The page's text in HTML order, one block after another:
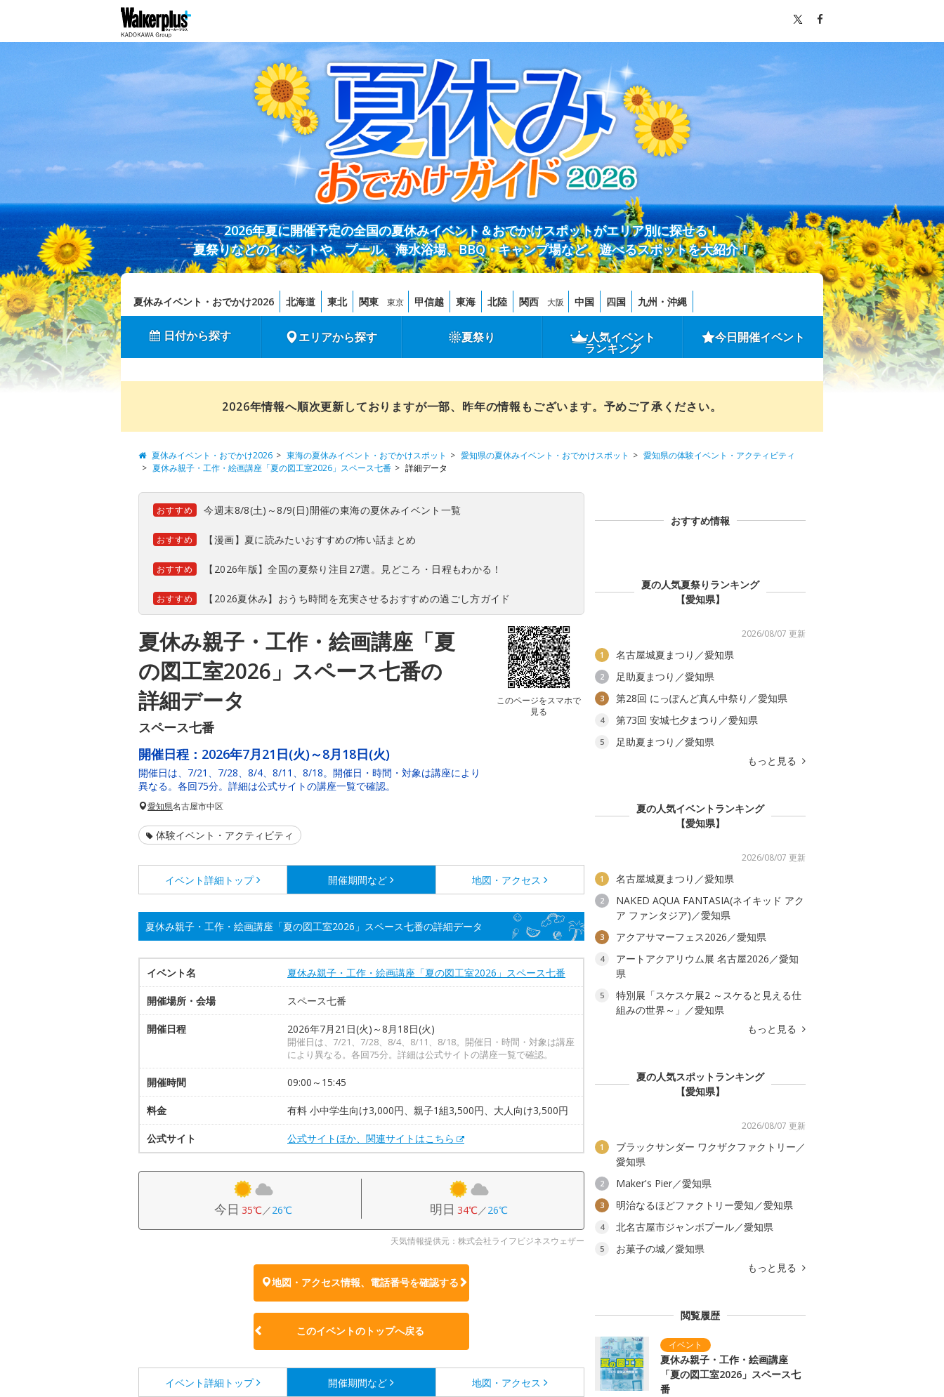
2026年夏に開催予定の全国の夏休みイベント＆おでかけスポットがエリア別に探せる！
夏祭りなどのイベントや、プール、海水浴場、BBQ・キャンプ場など、遊べるスポットを大紹介！
夏休みイベント・おでかけ2026 北海道 東北 関東 東京 甲信越 東海 北陸 関西 大阪 中国 四国 九州・沖縄
日付から探す エリアから探す 夏祭り 人気イベント
ランキング
今日開催イベント
2026年情報へ順次更新しておりますが一部、昨年の情報もございます。予めご了承ください。
夏休みイベント・おでかけ2026 東海の夏休みイベント・おでかけスポット 愛知県の夏休みイベント・おでかけスポット
愛知県の体験イベント・アクティビティ
夏休み親子・工作・絵画講座「夏の図工室2026」スペース七番
詳細データ
おすすめ 今週末8/8(土)～8/9(日)開催の東海の夏休みイベント一覧
おすすめ 【漫画】夏に読みたいおすすめの怖い話まとめ
おすすめ 【2026年版】全国の夏祭り注目27選。見どころ・日程もわかる！
おすすめ 【2026夏休み】おうち時間を充実させるおすすめの過ごし方ガイド
夏休み親子・工作・絵画講座「夏
の図工室2026」スペース七番の
詳細データ
スペース七番
このページをスマホで
見る
開催日程： 2026年7月21日(火)～8月18日(火)
開催日は、7/21、7/28、8/4、8/11、8/18。開催日・時間・対象は講座により
異なる。各回75分。詳細は公式サイトの講座一覧で確認。
愛知県名古屋市中区
体験イベント・アクティビティ
イベント詳細 トップ 開催期間など 地図・アクセス
夏休み親子・工作・絵画講座「夏の図工室2026」スペース七番の詳細データ
イベント名 夏休み親子・工作・絵画講座「夏の図工室2026」スペース七番
開催場所・会場 スペース七番
開催日程 2026年7月21日(火)～8月18日(火)
開催日は、7/21、7/28、8/4、8/11、8/18。開催日・時間・対象は講座
により異なる。各回75分。詳細は公式サイトの講座一覧で確認。
開催時間 09:00～15:45
料金 有料 小中学生向け3,000円、親子1組3,500円、大人向け3,500円
公式サイト 公式サイトほか、関連サイトはこちら
今日 35℃／26℃ 明日 34℃／26℃
天気情報提供元：株式会社ライフビジネスウェザー
地図・アクセス情報、電話番号を確認する
このイベントのトップへ戻る
イベント詳細 トップ 開催期間など 地図・アクセス
おすすめ情報
夏の人気夏祭りランキング
【愛知県】
2026/08/07 更新
1 名古屋城夏まつり／愛知県
2 足助夏まつり／愛知県
3 第28回 にっぽんど真ん中祭り／愛知県
4 第73回 安城七夕まつり／愛知県
5
足助夏まつり／愛知県
もっと見る
夏の人気イベントランキング
【愛知県】
2026/08/07 更新
1 名古屋城夏まつり／愛知県
2
NAKED AQUA FANTASIA(ネイキッド アク
ア ファンタジア)／愛知県
3 アクアサマーフェス2026／愛知県
4
アートアクアリウム展 名古屋2026／愛知
県
5
特別展「スケスケ展2 ～スケると見える仕
組みの世界～」／愛知県
もっと見る
夏の人気スポットランキング
【愛知県】
2026/08/07 更新
1
ブラックサンダー ワクザクファクトリー／
愛知県
2 Maker's Pier／愛知県
3 明治なるほどファクトリー愛知／愛知県
4 北名古屋市ジャンボプール／愛知県
5
お菓子の城／愛知県
もっと見る
閲覧履歴
夏休み親子・工作・絵画講座
「夏の図工室2026」スペース七
番